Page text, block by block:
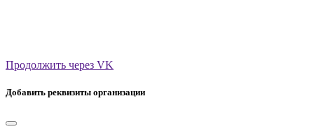
Продолжить через VK
Добавить реквизиты организации